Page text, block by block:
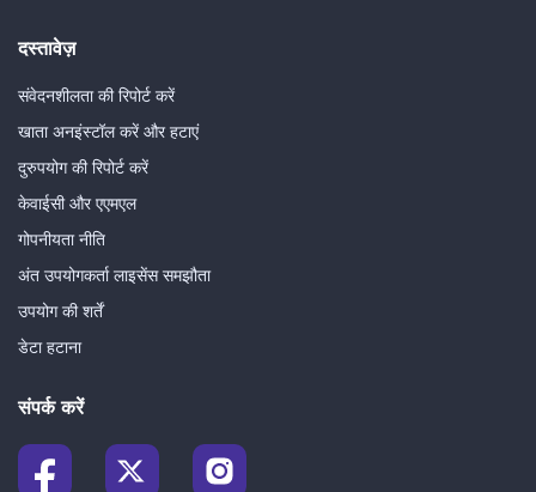
दस्तावेज़
संवेदनशीलता की रिपोर्ट करें
खाता अनइंस्टॉल करें और हटाएं
दुरुपयोग की रिपोर्ट करें
केवाईसी और एएमएल
गोपनीयता नीति
अंत उपयोगकर्ता लाइसेंस समझौता
उपयोग की शर्तें
डेटा हटाना
संपर्क करें